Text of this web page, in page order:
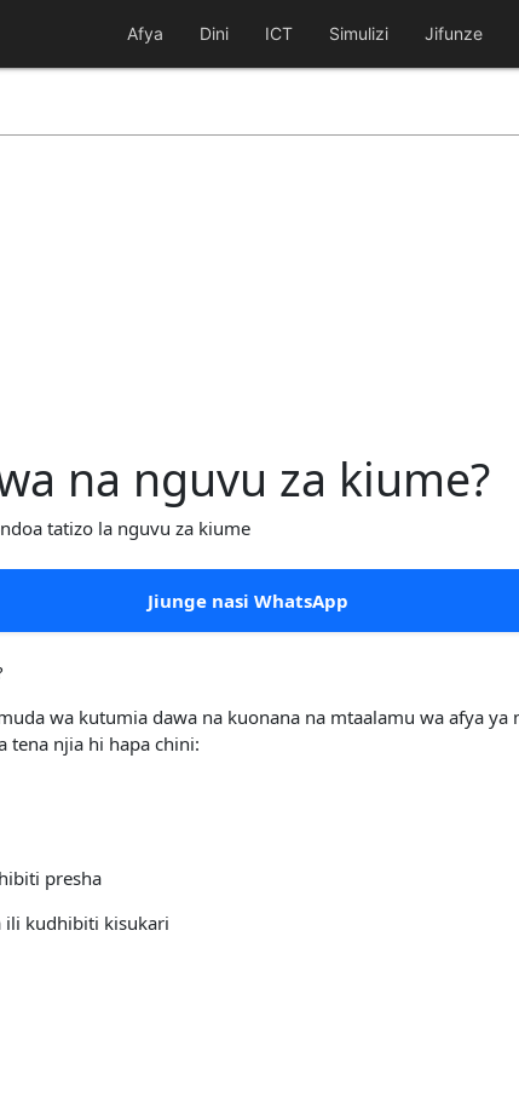
Afya Dini ICT Simulizi Jifunze
na nguvu za kiume?
tatizo la nguvu za kiume
Jiunge nasi WhatsApp
wa kutumia dawa na kuonana na mtaalamu wa afya
tena njia hi hapa chini:
presha
ili kudhibiti kisukari